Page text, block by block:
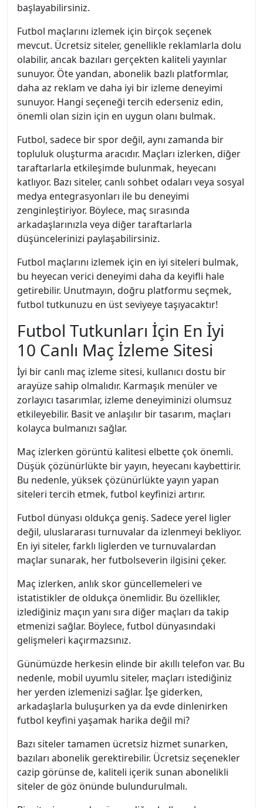
başlayabilirsiniz.
Futbol maçlarını izlemek için birçok seçenek
mevcut. Ücretsiz siteler, genellikle reklamlarla dolu
olabilir, ancak bazıları gerçekten kaliteli yayınlar
sunuyor. Öte yandan, abonelik bazlı platformlar,
daha az reklam ve daha iyi bir izleme deneyimi
sunuyor. Hangi seçeneği tercih ederseniz edin,
önemli olan sizin için en uygun olanı bulmak.
Futbol, sadece bir spor değil, aynı zamanda bir
topluluk oluşturma aracıdır. Maçları izlerken, diğer
taraftarlarla etkileşimde bulunmak, heyecanı
katlıyor. Bazı siteler, canlı sohbet odaları veya sosyal
medya entegrasyonları ile bu deneyimi
zenginleştiriyor. Böylece, maç sırasında
arkadaşlarınızla veya diğer taraftarlarla
düşüncelerinizi paylaşabilirsiniz.
Futbol maçlarını izlemek için en iyi siteleri bulmak,
bu heyecan verici deneyimi daha da keyifli hale
getirebilir. Unutmayın, doğru platformu seçmek,
futbol tutkunuzu en üst seviyeye taşıyacaktır!
Futbol Tutkunları İçin En İyi
10 Canlı Maç İzleme Sitesi
İyi bir canlı maç izleme sitesi, kullanıcı dostu bir
arayüze sahip olmalıdır. Karmaşık menüler ve
zorlayıcı tasarımlar, izleme deneyiminizi olumsuz
etkileyebilir. Basit ve anlaşılır bir tasarım, maçları
kolayca bulmanızı sağlar.
Maç izlerken görüntü kalitesi elbette çok önemli.
Düşük çözünürlükte bir yayın, heyecanı kaybettirir.
Bu nedenle, yüksek çözünürlükte yayın yapan
siteleri tercih etmek, futbol keyfinizi artırır.
Futbol dünyası oldukça geniş. Sadece yerel ligler
değil, uluslararası turnuvalar da izlenmeyi bekliyor.
En iyi siteler, farklı liglerden ve turnuvalardan
maçlar sunarak, her futbolseverin ilgisini çeker.
Maç izlerken, anlık skor güncellemeleri ve
istatistikler de oldukça önemlidir. Bu özellikler,
izlediğiniz maçın yanı sıra diğer maçları da takip
etmenizi sağlar. Böylece, futbol dünyasındaki
gelişmeleri kaçırmazsınız.
Günümüzde herkesin elinde bir akıllı telefon var. Bu
nedenle, mobil uyumlu siteler, maçları istediğiniz
her yerden izlemenizi sağlar. İşe giderken,
arkadaşlarla buluşurken ya da evde dinlenirken
futbol keyfini yaşamak harika değil mi?
Bazı siteler tamamen ücretsiz hizmet sunarken,
bazıları abonelik gerektirebilir. Ücretsiz seçenekler
cazip görünse de, kaliteli içerik sunan abonelikli
siteler de göz önünde bulundurulmalı.